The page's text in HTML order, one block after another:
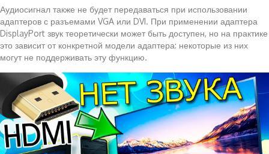
Аудиосигнал также не будет передаваться при использовании
адаптеров с разъемами VGA или DVI. При применении адаптера
DisplayPort звук теоретически может быть доступен, но на практике
это зависит от конкретной модели адаптера: некоторые из них
могут не поддерживать эту функцию.